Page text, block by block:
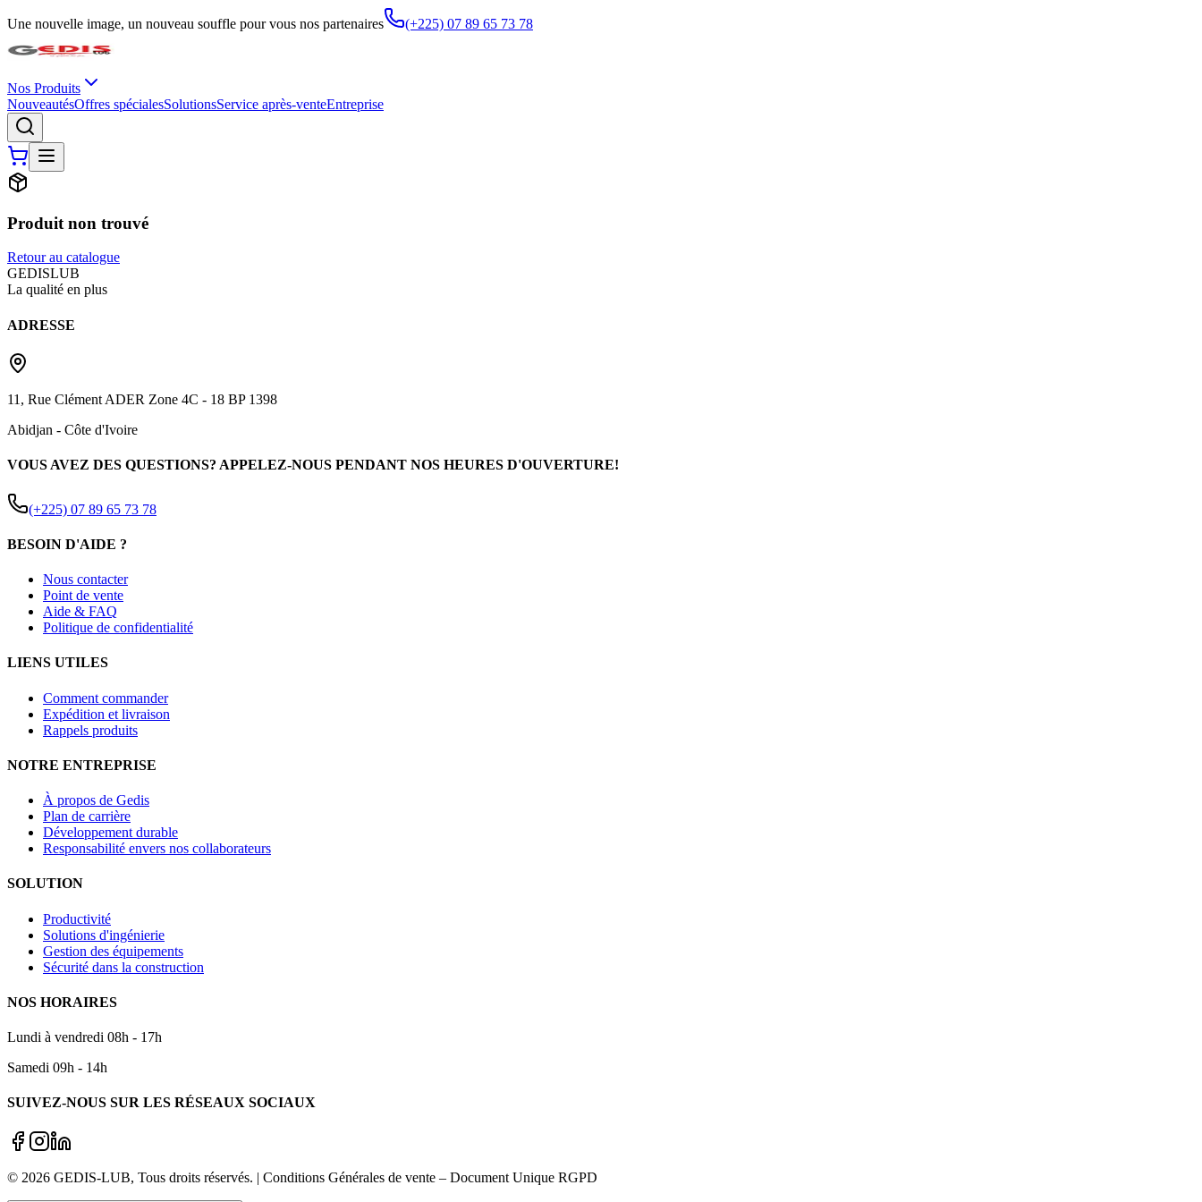
Une nouvelle image, un nouveau souffle pour vous nos partenaires (+225) 07 89 65 73 78
Nos Produits
NouveautésOffres spécialesSolutionsService après-venteEntreprise
Produit non trouvé
Retour au catalogue
GEDISLUB
La qualité en plus
ADRESSE
11, Rue Clément ADER Zone 4C - 18 BP 1398
Abidjan - Côte d'Ivoire
VOUS AVEZ DES QUESTIONS? APPELEZ-NOUS PENDANT NOS HEURES D'OUVERTURE!
(+225) 07 89 65 73 78
BESOIN D'AIDE ?
Nous contacter
Point de vente
Aide & FAQ
Politique de confidentialité
LIENS UTILES
Comment commander
Expédition et livraison
Rappels produits
NOTRE ENTREPRISE
À propos de Gedis
Plan de carrière
Développement durable
Responsabilité envers nos collaborateurs
SOLUTION
Productivité
Solutions d'ingénierie
Gestion des équipements
Sécurité dans la construction
NOS HORAIRES
Lundi à vendredi 08h - 17h
Samedi 09h - 14h
SUIVEZ-NOUS SUR LES RÉSEAUX SOCIAUX
© 2026 GEDIS-LUB, Tous droits réservés. | Conditions Générales de vente – Document Unique RGPD